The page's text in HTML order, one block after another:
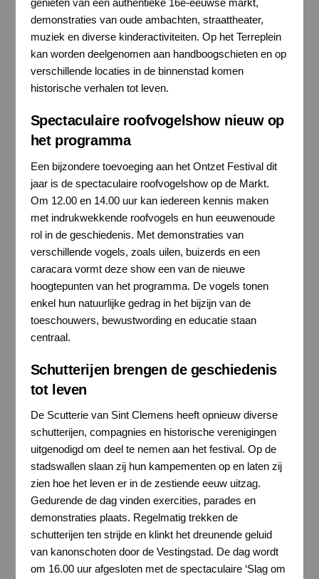
genieten van een authentieke 16e-eeuwse markt,
demonstraties van oude ambachten, straattheater,
muziek en diverse kinderactiviteiten. Op het Terreplein
kan worden deelgenomen aan handboogschieten en op
verschillende locaties in de binnenstad komen
historische verhalen tot leven.
Spectaculaire roofvogelshow nieuw op
het programma
Een bijzondere toevoeging aan het Ontzet Festival dit
jaar is de spectaculaire roofvogelshow op de Markt.
Om 12.00 en 14.00 uur kan iedereen kennis maken
met indrukwekkende roofvogels en hun eeuwenoude
rol in de geschiedenis. Met demonstraties van
verschillende vogels, zoals uilen, buizerds en een
caracara vormt deze show een van de nieuwe
hoogtepunten van het programma. De vogels tonen
enkel hun natuurlijke gedrag in het bijzijn van de
toeschouwers, bewustwording en educatie staan
centraal.
Schutterijen brengen de geschiedenis
tot leven
De Scutterie van Sint Clemens heeft opnieuw diverse
schutterijen, compagnies en historische verenigingen
uitgenodigd om deel te nemen aan het festival. Op de
stadswallen slaan zij hun kampementen op en laten zij
zien hoe het leven er in de zestiende eeuw uitzag.
Gedurende de dag vinden exercities, parades en
demonstraties plaats. Regelmatig trekken de
schutterijen ten strijde en klinkt het dreunende geluid
van kanonschoten door de Vestingstad. De dag wordt
om 16.00 uur afgesloten met de spectaculaire ‘Slag om